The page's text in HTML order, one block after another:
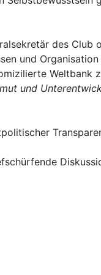
des Club
und
Weltbank
und